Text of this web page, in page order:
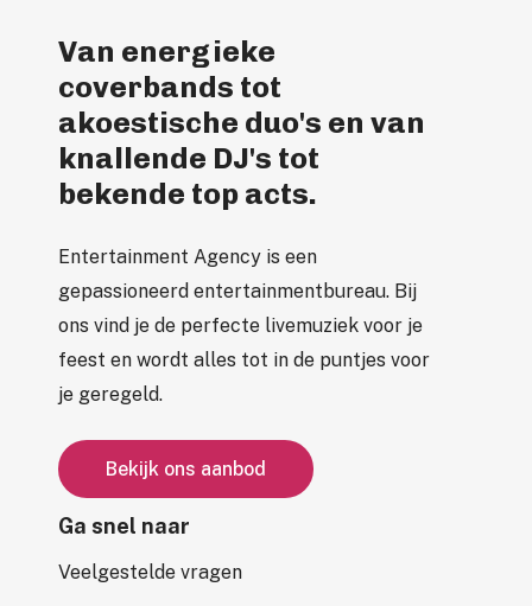
Van energieke
coverbands tot
akoestische duo's en van
knallende DJ's tot
bekende top acts.
Entertainment Agency is een
gepassioneerd entertainmentbureau. Bij
ons vind je de perfecte livemuziek voor je
feest en wordt alles tot in de puntjes voor
je geregeld.
Bekijk ons aanbod
Ga snel naar
Veelgestelde vragen